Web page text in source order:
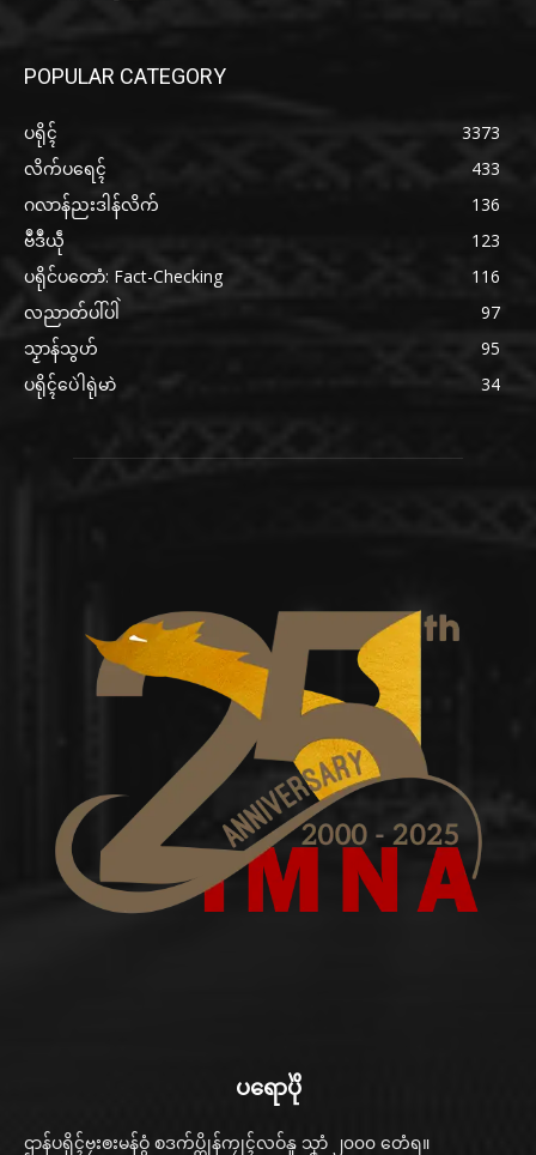
POPULAR CATEGORY
ပရိုၚ်
3373
လိက်ပရေၚ်
433
ဂလာန်ညးဒါန်လိက်
136
ဗဳဒဳယဵု
123
ပရိုင်ပတောံ: Fact-Checking
116
လညာတ်ပါ်ပါဲ
97
သၟာန်သွဟ်
95
ပရိုၚ်ပေဲါရုဲမာဲ
34
ပရောပိုဲ
ဌာန်ပရိုၚ်ဗၠးၜးမန်ဝွံ စဒက်ပ္တိုန်ကၠုၚ်လဝ်နူ သၞာံ ၂၀၀၀ တေံရ။